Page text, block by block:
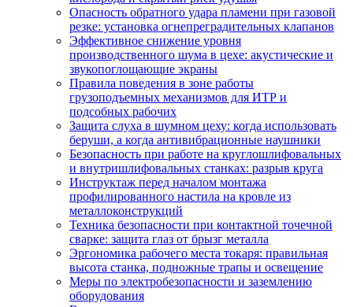
Опасность обратного удара пламени при газовой
резке: установка огнепреградительных клапанов
Эффективное снижение уровня
производственного шума в цехе: акустические и
звукопоглощающие экраны
Правила поведения в зоне работы
грузоподъемных механизмов для ИТР и
подсобных рабочих
Защита слуха в шумном цеху: когда использовать
беруши, а когда антивибрационные наушники
Безопасность при работе на круглошлифовальных
и внутришлифовальных станках: разрыв круга
Инструктаж перед началом монтажа
профилированного настила на кровле из
металлоконструкций
Техника безопасности при контактной точечной
сварке: защита глаз от брызг металла
Эргономика рабочего места токаря: правильная
высота станка, подножные трапы и освещение
Меры по электробезопасности и заземлению
оборудования